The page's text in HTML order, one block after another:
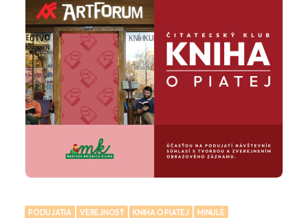
PODUJATIA VEREJNOSŤ KNIHA O PIATEJ
MINULÉ